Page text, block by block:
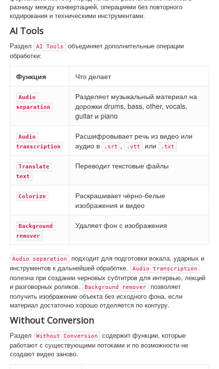
разницу между конвертацией, операциями без повторного
кодирования и техническими инструментами.
AI Tools
Раздел AI Tools
объединяет дополнительные операции
обработки:
Функция Что делает
Audio
separation
Разделяет музыкальный материал на
дорожки drums, bass, other, vocals,
guitar и piano
Audio
transcription
Расшифровывает речь из видео или
аудио в
.srt , .vtt или .txt
Translate
text
Переводит текстовые файлы
Colorize
Раскрашивает чёрно-белые
изображения и видео
Background
remover
Удаляет фон с изображения
Audio separation
подходит для подготовки вокала, ударных и
инструментов к дальнейшей обработке.
Audio transcription
полезна при создании черновых субтитров для интервью, лекций
и разговорных роликов.
Background remover
позволяет
получить изображение объекта без исходного фона, если
материал достаточно хорошо отделяется по контуру.
Without Conversion
Раздел Without Conversion
содержит функции, которые
работают с существующими потоками и по возможности не
создают видео заново.